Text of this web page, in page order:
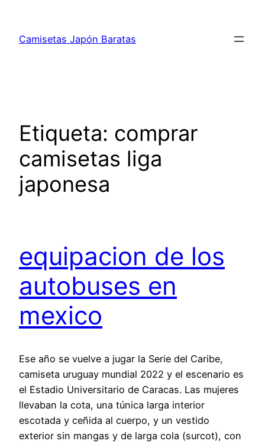
contenido
Camisetas Japón Baratas
Etiqueta: comprar
camisetas liga
japonesa
equipacion de los
autobuses en
mexico
Ese año se vuelve a jugar la Serie del Caribe,
camiseta uruguay mundial 2022 y el escenario es
el Estadio Universitario de Caracas. Las mujeres
llevaban la cota, una túnica larga interior
escotada y ceñida al cuerpo, y un vestido
exterior sin mangas y de larga cola (surcot), con